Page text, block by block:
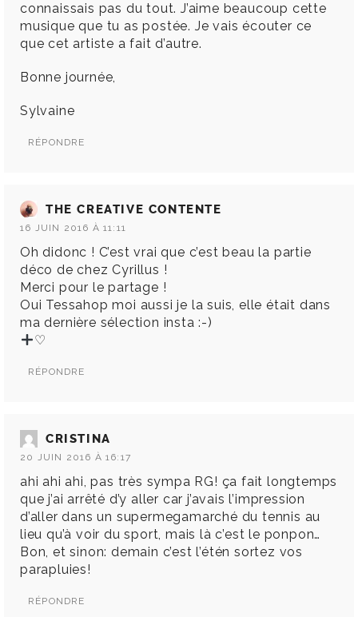
connaissais pas du tout. J’aime beaucoup cette
musique que tu as postée. Je vais écouter ce
que cet artiste a fait d’autre.
Bonne journée,
Sylvaine
RÉPONDRE
THE CREATIVE CONTENTE
16 JUIN 2016 À 11:11
Oh didonc ! C’est vrai que c’est beau la partie
déco de chez Cyrillus !
Merci pour le partage !
Oui Tessahop moi aussi je la suis, elle était dans
ma dernière sélection insta :-)
♡
RÉPONDRE
CRISTINA
20 JUIN 2016 À 16:17
ahi ahi ahi, pas très sympa RG! ça fait longtemps
que j’ai arrêté d’y aller car j’avais l’impression
d’aller dans un supermegamarché du tennis au
lieu qu’à voir du sport, mais là c’est le ponpon…
Bon, et sinon: demain c’est l’étén sortez vos
parapluies!
RÉPONDRE